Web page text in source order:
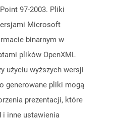
97-2003. Pliki
Microsoft
binarnym w
plików OpenXML
użyciu wyższych wersji
generowane pliki mogą
prezentacji, które
i inne ustawienia